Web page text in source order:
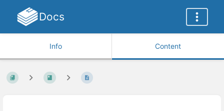
Docs
Info Content